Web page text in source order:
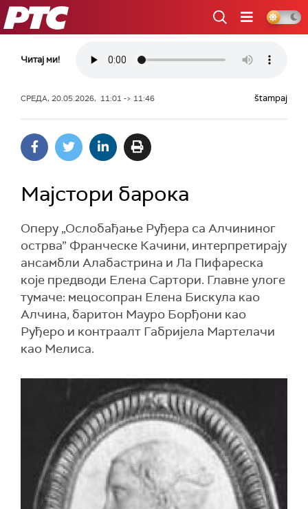
РТС
Читај ми!
СРЕДА, 20.05.2026, 11:01 -> 11:46 štampaj
Мајстори барока
Оперу „Ослобађање Руђера са Алчининог
острва” Франческе Качини, интерпретирају
ансамбли Алабастрина и Ла Пифареска
које предводи Елена Сартори. Главне улоге
тумаче: мецосопран Елена Бискула као
Алчина, баритон Мауро Борђони као
Руђеро и контраалт Габријела Мартелачи
као Мелиса.